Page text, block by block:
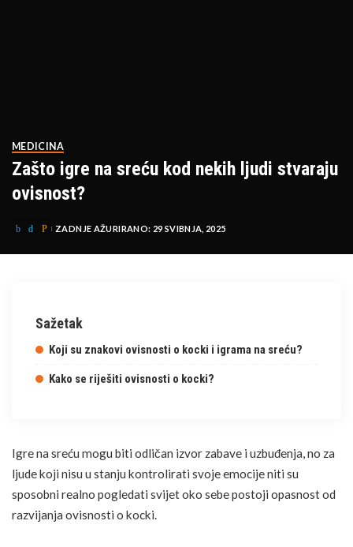
MEDICINA
Zašto igre na sreću kod nekih ljudi stvaraju
ovisnost?
ZADNJE AŽURIRANO: 29 SVIBNJA, 2025
Sažetak
Koji su znakovi ovisnosti o kocki i igrama na sreću?
Kako se riješiti ovisnosti o kocki?
Igre na sreću mogu biti odličan izvor zabave i uzbuđenja, no za
ljude koji nisu u stanju kontrolirati svojeemocijeniti su
sposobni realno pogledati svijet oko sebe postoji opasnost od
razvijanja ovisnosti o kocki.